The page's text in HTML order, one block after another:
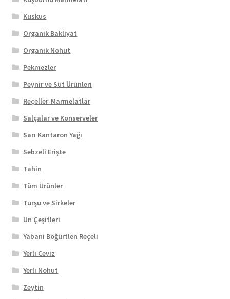
Kuskus
Organik Bakliyat
Organik Nohut
Pekmezler
Peynir ve Süt Ürünleri
Reçeller-Marmelatlar
Salçalar ve Konserveler
Sarı Kantaron Yağı
Sebzeli Erişte
Tahin
Tüm Ürünler
Turşu ve Sirkeler
Un Çeşitleri
Yabani Böğürtlen Reçeli
Yerli Ceviz
Yerli Nohut
Zeytin